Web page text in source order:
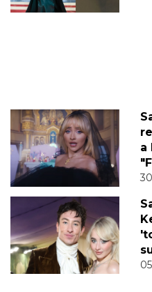
a